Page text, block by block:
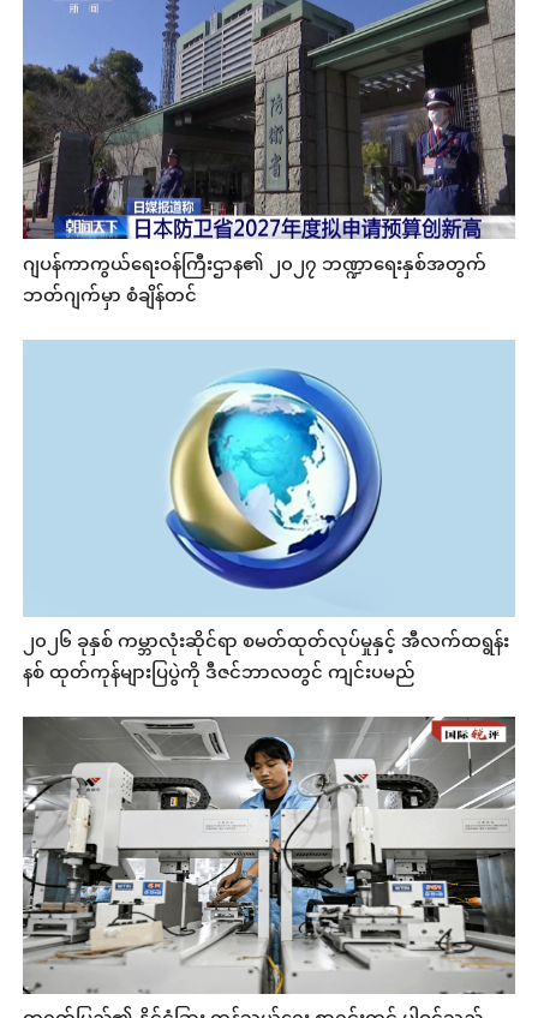
ဂျပန်ကာကွယ်ရေးဝန်ကြီးဌာန၏ ၂၀၂၇ ဘဏ္ဍာရေးနှစ်အတွက်
ဘတ်ဂျက်မှာ စံချိန်တင်
၂၀၂၆ ခုနှစ် ကမ္ဘာလုံးဆိုင်ရာ စမတ်ထုတ်လုပ်မှုနှင့် အီလက်ထရွန်း
နစ် ထုတ်ကုန်များပြပွဲကို ဒီဇင်ဘာလတွင် ကျင်းပမည်